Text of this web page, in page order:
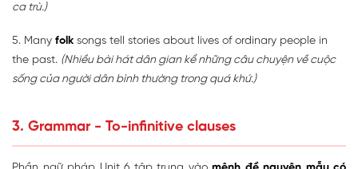
ca trù.)
5. Many folk songs tell stories about lives of ordinary people in
the past. (Nhiều bài hát dân gian kể những câu chuyện về cuộc
sống của người dân bình thường trong quá khứ.)
3. Grammar - To-infinitive clauses